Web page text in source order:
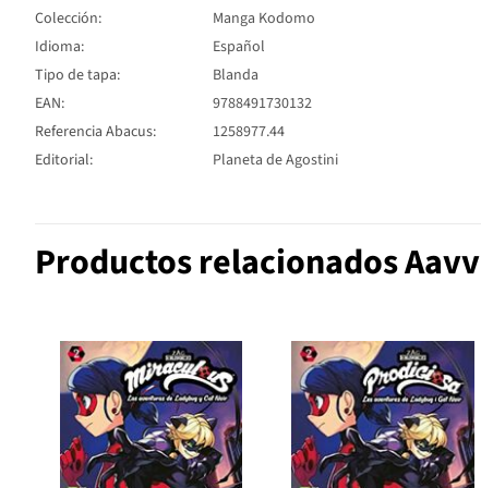
Colección:
Manga Kodomo
Idioma:
Español
Tipo de tapa:
Blanda
EAN:
9788491730132
Referencia Abacus:
1258977.44
Editorial:
Planeta de Agostini
Productos relacionados Aavv